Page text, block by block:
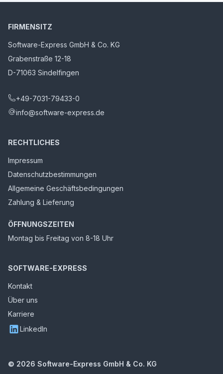
FIRMENSITZ
Software-Express GmbH & Co. KG
Grabenstraße 12-18
D-71063 Sindelfingen
+49-7031-79433-0
info@software-express.de
RECHTLICHES
Impressum
Datenschutzbestimmungen
Allgemeine Geschäftsbedingungen
Zahlung & Lieferung
ÖFFNUNGSZEITEN
Montag bis Freitag von 8-18 Uhr
SOFTWARE-EXPRESS
Kontakt
Über uns
Karriere
LinkedIn
© 2026 Software-Express GmbH & Co. KG